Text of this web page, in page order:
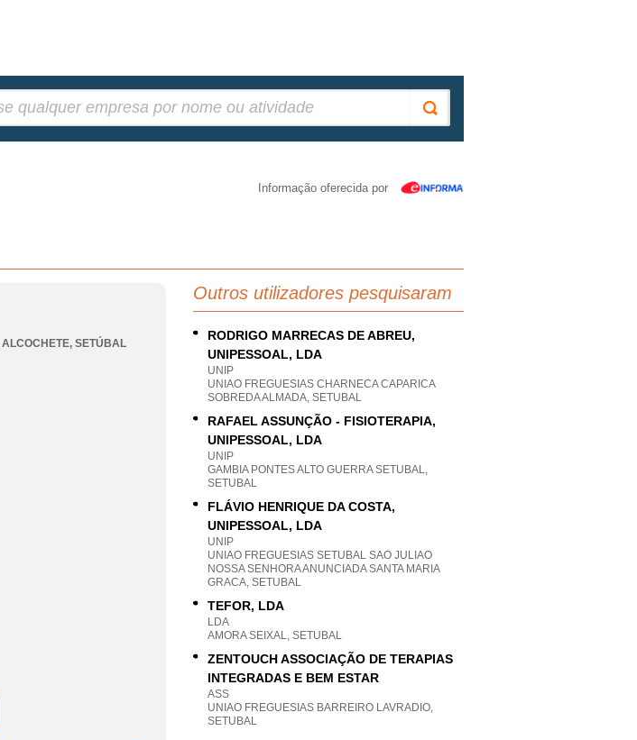
Informação oferecida por
ALCOCHETE, SETÚBAL
Outros utilizadores pesquisaram
RODRIGO MARRECAS DE ABREU,
UNIPESSOAL, LDA
UNIP
UNIAO FREGUESIAS CHARNECA CAPARICA
SOBREDA ALMADA, SETUBAL
RAFAEL ASSUNÇÃO - FISIOTERAPIA,
UNIPESSOAL, LDA
UNIP
GAMBIA PONTES ALTO GUERRA SETUBAL,
SETUBAL
FLÁVIO HENRIQUE DA COSTA,
UNIPESSOAL, LDA
UNIP
UNIAO FREGUESIAS SETUBAL SAO JULIAO
NOSSA SENHORA ANUNCIADA SANTA MARIA
GRACA, SETUBAL
TEFOR, LDA
LDA
AMORA SEIXAL, SETUBAL
ZENTOUCH ASSOCIAÇÃO DE TERAPIAS
INTEGRADAS E BEM ESTAR
ASS
UNIAO FREGUESIAS BARREIRO LAVRADIO,
SETUBAL